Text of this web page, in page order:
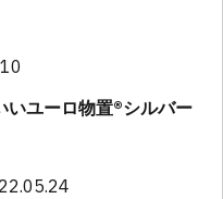
いユーロ物置®︎シルバー